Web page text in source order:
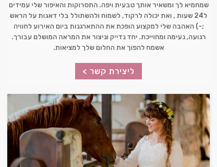
שמחמיא לך ומשאיר אותך טבעית ויפה. התסרוקות והאיפור שלי עמידים
ל24 שעות , ואת יכולה לרקוד, לשמוח ולהשתולל בלי דאגות על הראש
;-) האהבה שלי למקצוע הופכת את ההתארגנות ביום האירוע לחוויה
רגועה, נעימה ומחוייכת. יחד נדייק וניצור את המראה המושלם עבורך.
אשמח להפוך את החלום שלך למציאות.
ליצירת קשר >